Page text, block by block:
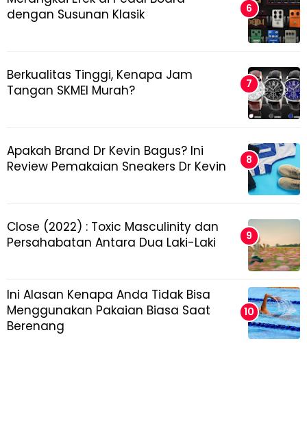
dengan Susunan Klasik
Berkualitas Tinggi, Kenapa Jam
Tangan SKMEI Murah?
Apakah Brand Dr Kevin Bagus? Ini
Review Pemakaian Sneakers Dr Kevin
Close (2022) : Toxic Masculinity dan
Persahabatan Antara Dua Laki-Laki
Ini Alasan Kenapa Anda Tidak Bisa
Menggunakan Pakaian Biasa Saat
Berenang